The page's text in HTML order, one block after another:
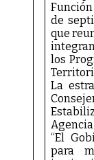
de
que
los
La
“El
para